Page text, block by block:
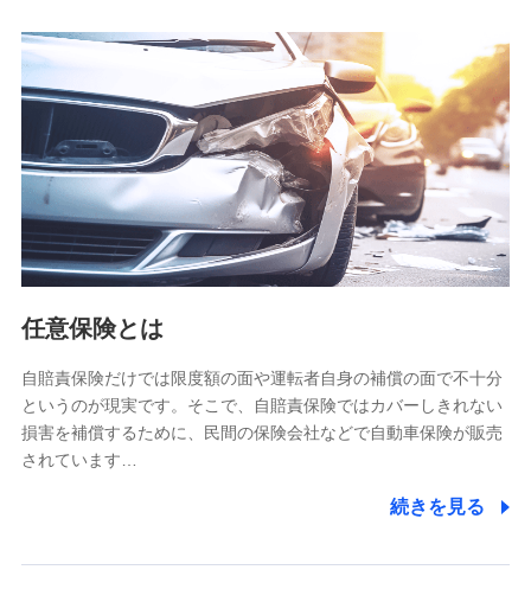
【共同して利用される利用データの項目】
当社又は株式会社NTTドコモがサービス提供等を通じて取得
した、以下の情報などの個人データ
基本情報
氏名、電話番号、メールアドレス、お客さまの識別子、
属性、連絡先、dポイントサービスのご利用に関する情
報。例として、dポイントカード番号、性別、年齢、家族
構成、住所、dポイント残高、dポイント利用履歴などが
含まれます。
当社又は株式会社NTTドコモが提供する各種サービスな
又は株式会社NTTドコモが提供する各種サービスのご契
約状態・ご利用履歴インターネット利用時の行動に関す
る情報、アプリケーション利用時の行動に関する情報、
購入されたサービスや商品の名称・購入場所・決済に関
する情報、アンケートの回答に関する情報などが含まれ
任意保険とは
自賠責保険だけでは限度額の面や運転者自身の補償の面で不十分
というのが現実です。そこで、自賠責保険ではカバーしきれない
損害を補償するために、民間の保険会社などで自動車保険が販売
されています…
続きを見る